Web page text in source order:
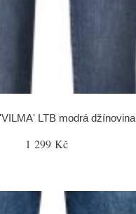
LTB modrá džínovina
1 299 Kč